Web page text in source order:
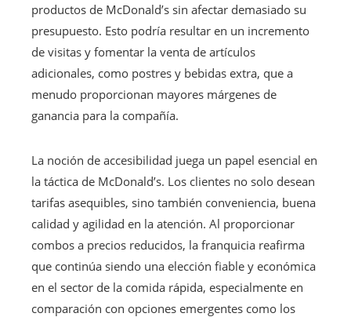
productos de McDonald’s sin afectar demasiado su
presupuesto. Esto podría resultar en un incremento
de visitas y fomentar la venta de artículos
adicionales, como postres y bebidas extra, que a
menudo proporcionan mayores márgenes de
ganancia para la compañía.
La noción de accesibilidad juega un papel esencial en
la táctica de McDonald’s. Los clientes no solo desean
tarifas asequibles, sino también conveniencia, buena
calidad y agilidad en la atención. Al proporcionar
combos a precios reducidos, la franquicia reafirma
que continúa siendo una elección fiable y económica
en el sector de la comida rápida, especialmente en
comparación con opciones emergentes como los